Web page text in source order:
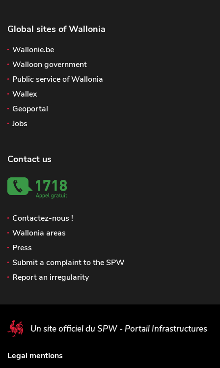
Global sites of Wallonia
Wallonie.be
Walloon government
Public service of Wallonia
Wallex
Geoportal
Jobs
Contact us
Contactez-nous !
Wallonia areas
Press
Submit a complaint to the SPW
Report an irregularity
Un site officiel du SPW - Portail Infrastructures
Legal mentions